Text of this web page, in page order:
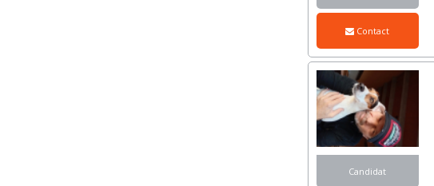
Contact
Candidat